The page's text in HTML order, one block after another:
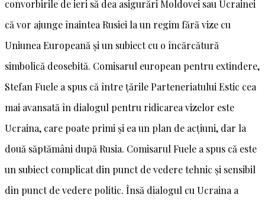
convorbirile de ieri să dea asigurări Moldovei sau Ucrainei
că vor ajunge înaintea Rusiei la un regim fără vize cu
Uniunea Europeană și un subiect cu o încărcătură
simbolică deosebită. Comisarul european pentru extindere,
Stefan Fuele a spus că între țările Parteneriatului Estic cea
mai avansată în dialogul pentru ridicarea vizelor este
Ucraina, care poate primi și ea un plan de acțiuni, dar la
două săptămâni după Rusia. Comisarul Fuele a spus că este
un subiect complicat din punct de vedere tehnic și sensibil
din punct de vedere politic. Însă dialogul cu Ucraina a